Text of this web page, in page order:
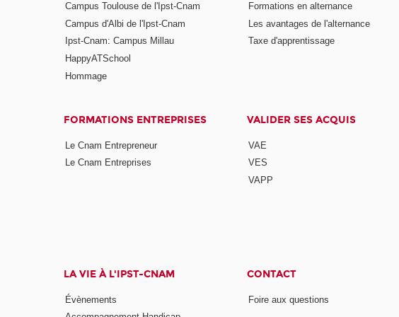
Campus Toulouse de l'Ipst-Cnam
Campus d'Albi de l'Ipst-Cnam
Ipst-Cnam: Campus Millau
HappyATSchool
Hommage
Formations en alternance
Les avantages de l'alternance
Taxe d'apprentissage
FORMATIONS ENTREPRISES
Le Cnam Entrepreneur
Le Cnam Entreprises
VALIDER SES ACQUIS
VAE
VES
VAPP
LA VIE À L'IPST-CNAM
Évènements
CONTACT
Foire aux questions